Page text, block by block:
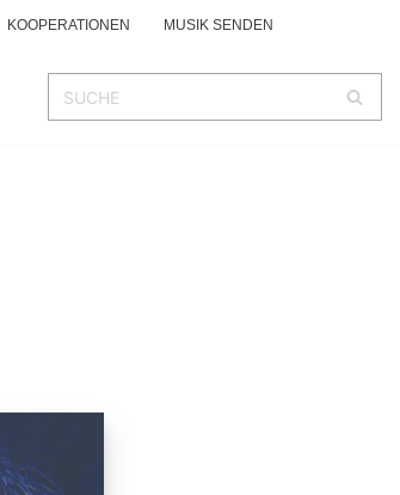
KOOPERATIONEN MUSIK SENDEN